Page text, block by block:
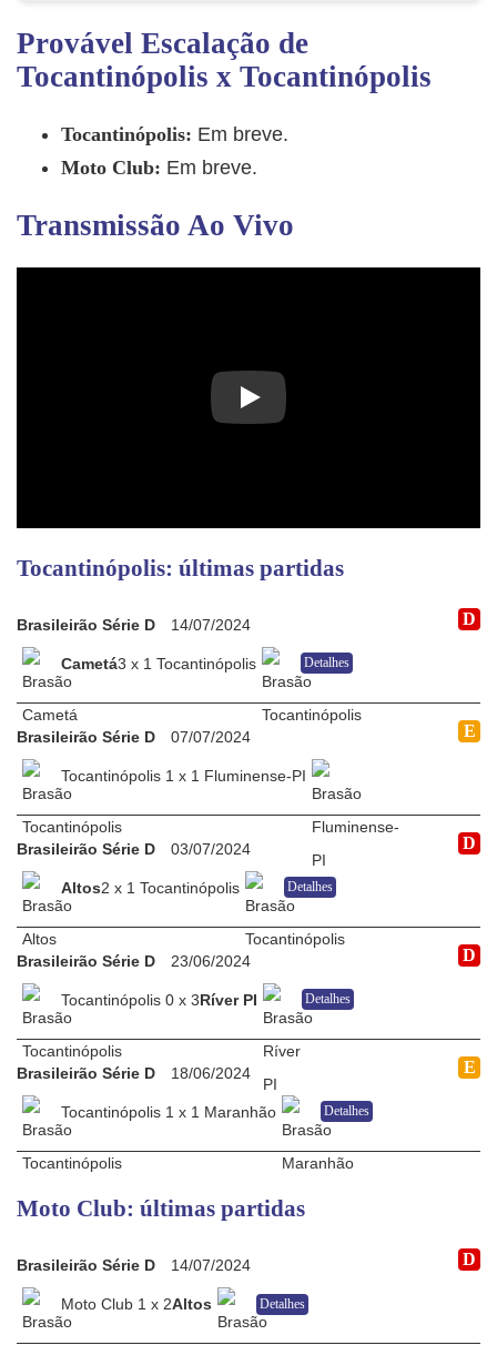
Provável Escalação de
Tocantinópolis x Tocantinópolis
Tocantinópolis: Em breve.
Moto Club: Em breve.
Transmissão Ao Vivo
Play
Tocantinópolis: últimas partidas
Brasileirão Série D 14/07/2024 D
Cametá3 x 1 Tocantinópolis Detalhes
Brasileirão Série D 07/07/2024 E
Tocantinópolis 1 x 1 Fluminense-PI
Brasileirão Série D 03/07/2024 D
Altos2 x 1 Tocantinópolis Detalhes
Brasileirão Série D 23/06/2024 D
Tocantinópolis 0 x 3Ríver PI Detalhes
Brasileirão Série D 18/06/2024 E
Tocantinópolis 1 x 1 Maranhão Detalhes
Moto Club: últimas partidas
Brasileirão Série D 14/07/2024 D
Moto Club 1 x 2Altos Detalhes